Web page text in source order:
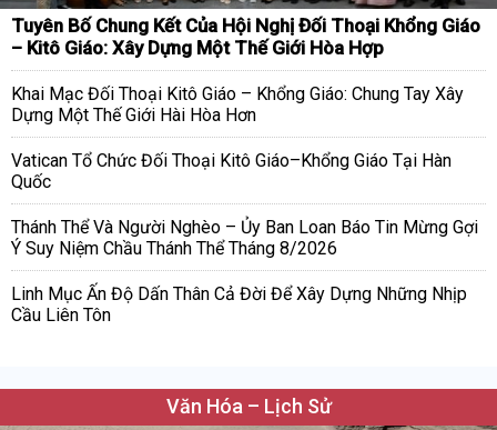
Tuyên Bố Chung Kết Của Hội Nghị Đối Thoại Khổng Giáo
– Kitô Giáo: Xây Dựng Một Thế Giới Hòa Hợp
Khai Mạc Đối Thoại Kitô Giáo – Khổng Giáo: Chung Tay Xây
Dựng Một Thế Giới Hài Hòa Hơn
Vatican Tổ Chức Đối Thoại Kitô Giáo–Khổng Giáo Tại Hàn
Quốc
Thánh Thể Và Người Nghèo – Ủy Ban Loan Báo Tin Mừng Gợi
Ý Suy Niệm Chầu Thánh Thể Tháng 8/2026
Linh Mục Ấn Độ Dấn Thân Cả Đời Để Xây Dựng Những Nhịp
Cầu Liên Tôn
Văn Hóa – Lịch Sử